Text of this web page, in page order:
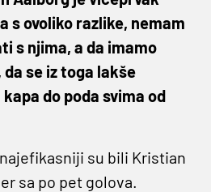
s ovoliko razlike, nemam
s njima, a da imamo
se iz toga lakše
do poda svima od
su bili Kristian
sa po pet golova.